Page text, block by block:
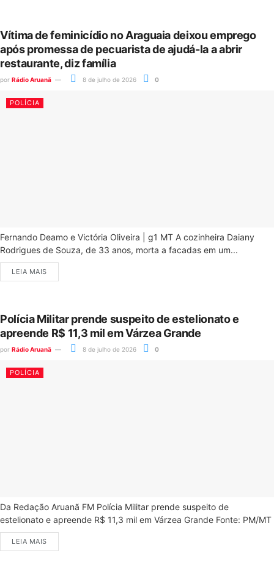
Vítima de feminicídio no Araguaia deixou emprego
após promessa de pecuarista de ajudá-la a abrir
restaurante, diz família
por Rádio Aruanã 8 de julho de 2026 0
POLÍCIA
Fernando Deamo e Victória Oliveira | g1 MT A cozinheira Daiany
Rodrigues de Souza, de 33 anos, morta a facadas em um...
LEIA MAIS
Polícia Militar prende suspeito de estelionato e
apreende R$ 11,3 mil em Várzea Grande
por Rádio Aruanã 8 de julho de 2026 0
POLÍCIA
Da Redação Aruanã FM Polícia Militar prende suspeito de
estelionato e apreende R$ 11,3 mil em Várzea Grande Fonte: PM/MT
LEIA MAIS